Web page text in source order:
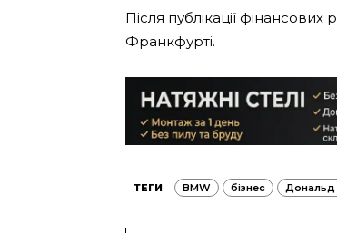
Після публікації фінансових
Франкфурті.
ТЕГИ BMW бізнес Дональд